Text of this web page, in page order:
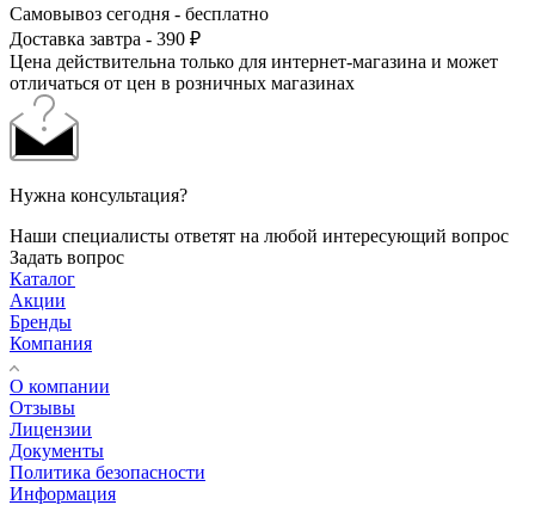
Самовывоз сегодня - бесплатно
Доставка завтра - 390 ₽
Цена действительна только для интернет-магазина и может
отличаться от цен в розничных магазинах
Нужна консультация?
Наши специалисты ответят на любой интересующий вопрос
Задать вопрос
Каталог
Акции
Бренды
Компания
О компании
Отзывы
Лицензии
Документы
Политика безопасности
Информация